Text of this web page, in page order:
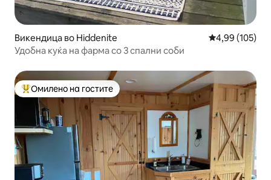
Викендица во Hiddenite Просечна
4,99 (105)
Удобна куќа на фарма со 3 спални соби
Меѓу најуспешните „Омилени на гостите“
Омилено на гостите